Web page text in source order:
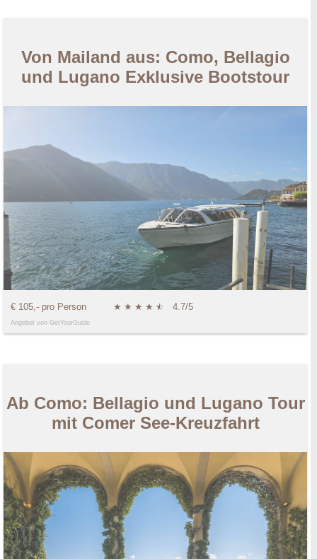
Von Mailand aus: Como, Bellagio
und Lugano Exklusive Bootstour
€ 105,- pro Person ★ ★ ★ ★ ★
☆ 4.7/5
Angebot von GetYourGuide
Ab Como: Bellagio und Lugano Tour
mit Comer See-Kreuzfahrt